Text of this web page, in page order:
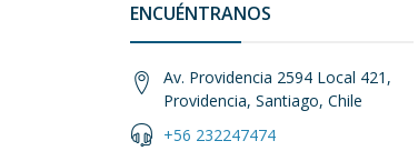
ENCUÉNTRANOS
Av. Providencia 2594 Local 421,
Providencia, Santiago, Chile
+56 232247474